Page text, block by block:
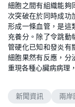
細胞之間有組織能夠
次突破在於同時成功
形成一條血管，是這
充養分。除了令跳動
管硬化已知和發炎有
細胞果然有反應，分
重現各種心臟病病理
新聞資訊 兩岸